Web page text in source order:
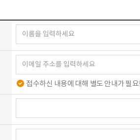
접수하신 내용에 대해 별도 안내가 필